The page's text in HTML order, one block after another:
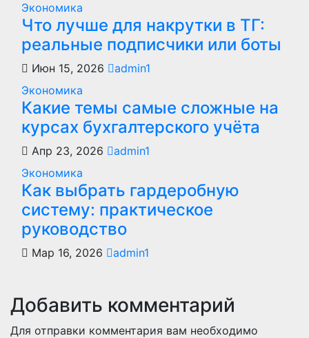
Экономика
Что лучше для накрутки в ТГ:
реальные подписчики или боты
Июн 15, 2026
admin1
Экономика
Какие темы самые сложные на
курсах бухгалтерского учёта
Апр 23, 2026
admin1
Экономика
Как выбрать гардеробную
систему: практическое
руководство
Мар 16, 2026 admin1
Добавить комментарий
Для отправки комментария вам необходимо